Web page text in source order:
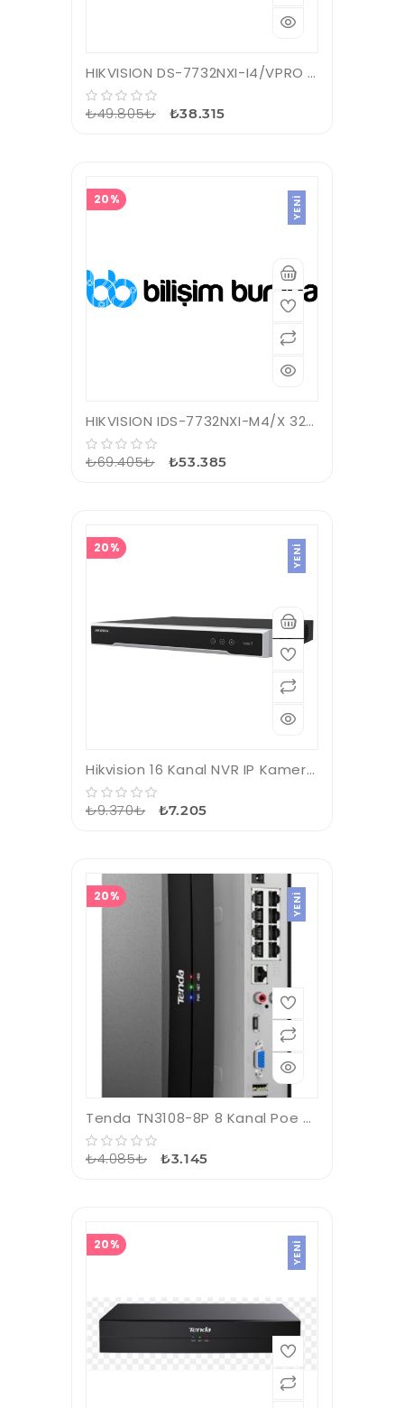
HIKVISION DS-7732NXI-I4/VPRO 32 KANAL 4xSATA 4K NVR KAYIT CİHAZI
₺49.805₺ ₺38.315
20% YENI
HIKVISION IDS-7732NXI-M4/X 32 KANAL 4xSATA 4K NVR KAYIT CİHAZI
₺69.405₺ ₺53.385
20% YENI
Hikvision 16 Kanal NVR IP Kamera Kayıt Cihazı (DS-7616NI-Q2)
₺9.370₺ ₺7.205
20% YENI
Tenda TN3108-8P 8 Kanal Poe 4K 8MP Destekli NVR Kayıt Cİhazı
₺4.085₺ ₺3.145
20% YENI